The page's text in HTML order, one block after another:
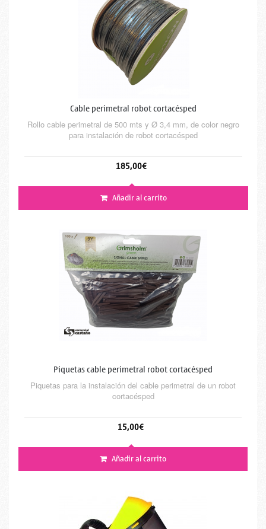
Cable perimetral robot cortacésped
Rollo cable perimetral de 500 mts y Ø 3,4 mm, de color negro
para instalación de robot cortacésped
185,00€
Añadir al carrito
Piquetas cable perimetral robot cortacésped
Piquetas para la instalación del cable perimetral de un robot
cortacésped
15,00€
Añadir al carrito